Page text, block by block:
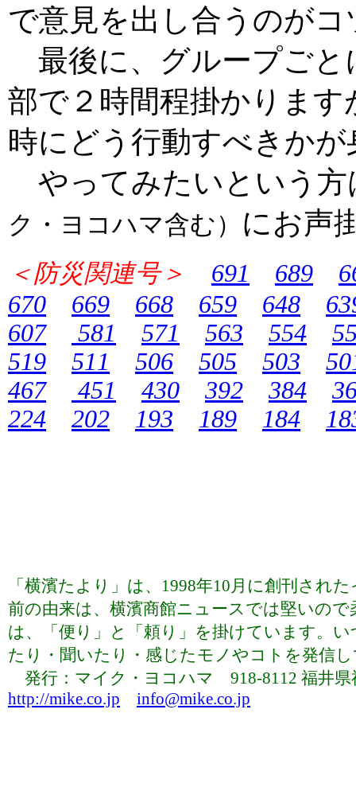
で意見を出し合うのがコ
最後に、グループごと
部で２時間程掛かりま
時にどう行動すべきか
やってみたいという方
ク・ヨコハマ含む） にお声
＜防災関連号＞ 691 689
670
669 668 659 648
607
581 571 563 554
519
511 506 505 503
467
451 430 392 384
224
202 193 189 184
「横濱たより」は、1998年10月に創刊され
前の由来は、横濱商館ニュースでは堅いの
は、「便り」と「頼り」を掛けています。
たり・聞いたり・感じたモノやコトを発信
発行：マイク・ヨコハマ 918-8112 福井
http://mike.co.jp
info@mike.co.jp